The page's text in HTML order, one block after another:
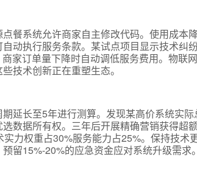
餐系统允许商家自主修改代码。使用成本
动执行服务条款。某试点项目显示技术纠
家订单量下降时自动调低服务费用。物联
技术创新正在重塑生态。
延长至5年进行测算。发现某高价系统实
数据所有权。三年后开展精确营销获得超
力权重占30%服务能力占25%。保持技术
留15%-20%的应急资金应对系统升级需求。